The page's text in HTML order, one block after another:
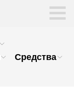
Средства